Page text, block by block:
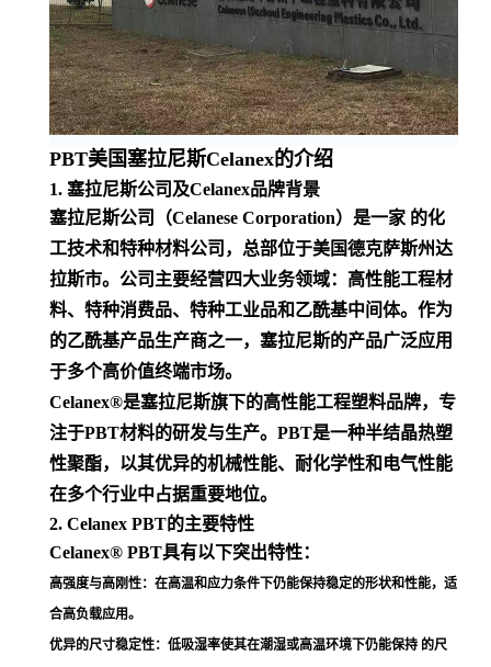
PBT美国塞拉尼斯Celanex的介绍
1. 塞拉尼斯公司及Celanex品牌背景
塞拉尼斯公司（Celanese Corporation）是一家 的化
工技术和特种材料公司，总部位于美国德克萨斯州达
拉斯市。公司主要经营四大业务领域：高性能工程材
料、特种消费品、特种工业品和乙酰基中间体。作为
的乙酰基产品生产商之一，塞拉尼斯的产品广泛应用
于多个高价值终端市场。
Celanex®是塞拉尼斯旗下的高性能工程塑料品牌，专
注于PBT材料的研发与生产。PBT是一种半结晶热塑
性聚酯，以其优异的机械性能、耐化学性和电气性能
在多个行业中占据重要地位。
2. Celanex PBT的主要特性
Celanex® PBT具有以下突出特性：
高强度与高刚性：在高温和应力条件下仍能保持稳定的形状和性能，适
合高负载应用。
优异的尺寸稳定性：低吸湿率使其在潮湿或高温环境下仍能保持 的尺